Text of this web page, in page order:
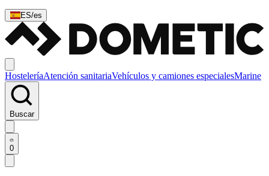
ES/es
HosteleríaAtención sanitariaVehículos y camiones especialesMarine
Buscar
0